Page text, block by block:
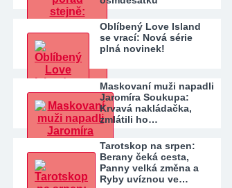
Oblíbený Love Island
se vrací: Nová série
plná novinek!
Maskovaní muži napadli
Jaromíra Soukupa:
Krvavá nakládačka,
zmlátili ho…
Tarotskop na srpen:
Berany čeká cesta,
Panny velká změna a
Ryby uvíznou ve…